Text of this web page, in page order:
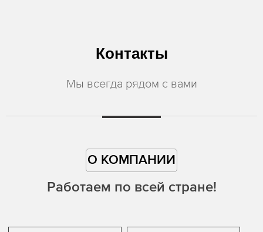
Контакты
Мы всегда рядом с вами
О КОМПАНИИ
Работаем по всей стране!